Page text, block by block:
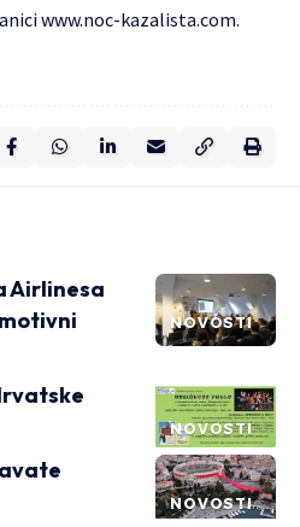
www.noc-kazalista.com.
NOVOSTI
Airlinesa
NOVOSTI
NOVOSTI